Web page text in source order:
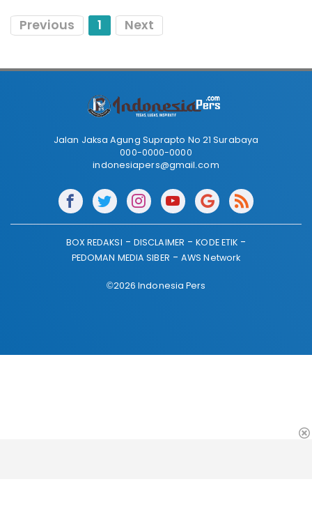
Previous 1 Next
Jalan Jaksa Agung Suprapto No 21 Surabaya
000-0000-0000
indonesiapers@gmail.com
BOX REDAKSI DISCLAIMER
KODE ETIK
PEDOMAN MEDIA SIBER
AWS Network
©2026 Indonesia Pers